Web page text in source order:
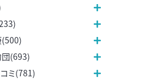
(500)
団(693)
ミ(781)